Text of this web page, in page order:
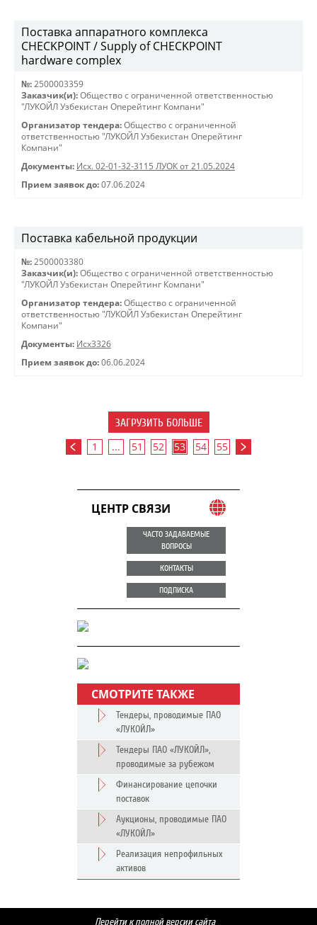
Поставка аппаратного комплекса
CHECKPOINT / Supply of CHECKPOINT
hardware complex
№: 2500003359
Заказчик(и): Общество с ограниченной ответственностью
"ЛУКОЙЛ Узбекистан Оперейтинг Компани"
Организатор тендера: Общество с ограниченной
ответственностью "ЛУКОЙЛ Узбекистан Оперейтинг
Компани"
Документы: Исх. 02-01-32-3115 ЛУОК от 21.05.2024
Прием заявок до: 07.06.2024
Поставка кабельной продукции
№: 2500003380
Заказчик(и): Общество с ограниченной ответственностью
"ЛУКОЙЛ Узбекистан Оперейтинг Компани"
Организатор тендера: Общество с ограниченной
ответственностью "ЛУКОЙЛ Узбекистан Оперейтинг
Компани"
Документы: Исх3326
Прием заявок до: 06.06.2024
ЗАГРУЗИТЬ БОЛЬШЕ
1 ... 51 52 53 54 55
ЦЕНТР СВЯЗИ
ЧАСТО ЗАДАВАЕМЫЕ
ВОПРОСЫ
КОНТАКТЫ
ПОДПИСКА
СМОТРИТЕ ТАКЖЕ
Тендеры, проводимые ПАО
«ЛУКОЙЛ»
Тендеры ПАО «ЛУКОЙЛ»,
проводимые за рубежом
Финансирование цепочки
поставок
Аукционы, проводимые ПАО
«ЛУКОЙЛ»
Реализация непрофильных
активов
Перейти к полной версии сайта